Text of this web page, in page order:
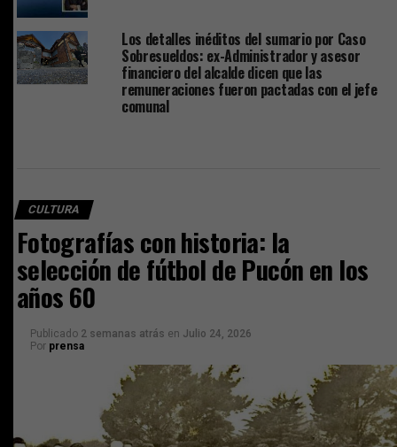
Los detalles inéditos del sumario por Caso
Sobresueldos: ex-Administrador y asesor
financiero del alcalde dicen que las
remuneraciones fueron pactadas con el jefe
comunal
CULTURA
Fotografías con historia: la
selección de fútbol de Pucón en los
años 60
Publicado 2 semanas atrás en Julio 24, 2026
Por prensa